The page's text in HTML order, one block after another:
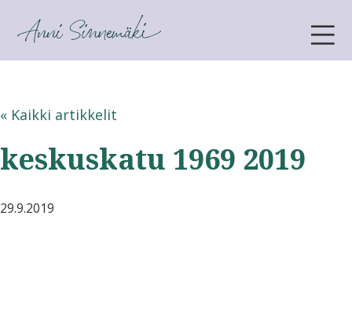
ANNI SINNEMÄKI
« Kaikki artikkelit
keskuskatu 1969 2019
29.9.2019